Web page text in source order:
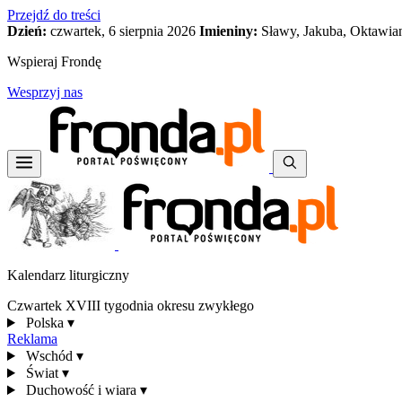
Przejdź do treści
Dzień: czwartek, 6 sierpnia 2026 Imieniny: Sławy, Jakuba,
Wspieraj Frondę
Wesprzyj nas
Kalendarz liturgiczny
Czwartek XVIII tygodnia okresu zwykłego
Polska ▾
Reklama
Wschód ▾
Świat ▾
Duchowość i wiara ▾